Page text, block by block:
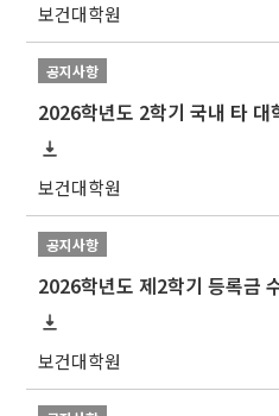
보건대학원
공지사항
2026학년도 2학기 국내 타 대
보건대학원
공지사항
보건대학원